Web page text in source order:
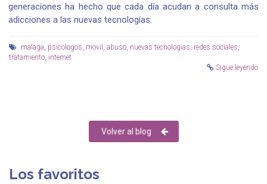
generaciones ha hecho que cada día acudan a consulta más
adicciones a las nuevas tecnologías.
malaga, psicologos, movil , abuso, nuevas tecnologias, redes sociales,
tratamiento, internet
Sigue leyendo
Volver al blog
Los favoritos